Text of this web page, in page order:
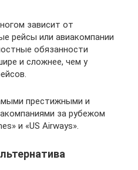
зависит от
рейсы или авиакомпании
обязанности
и сложнее, чем у
престижными и
за рубежом
и «US Airways».